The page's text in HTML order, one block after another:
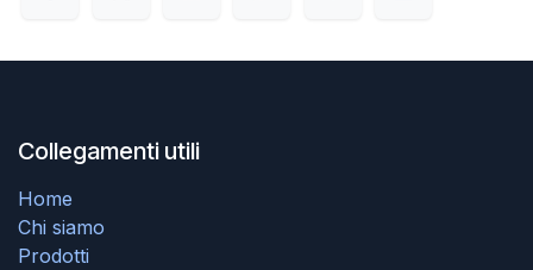
Collegamenti utili
Home
Chi siamo
Prodotti